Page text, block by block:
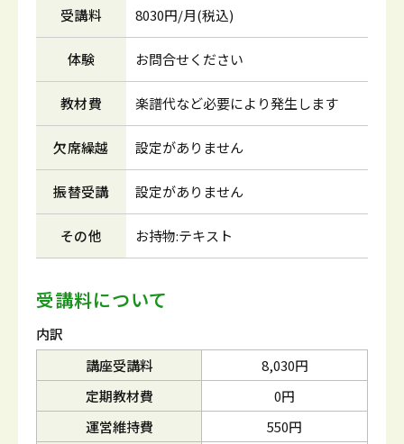
受講料 8030円/月(税込)
体験 お問合せください
教材費 楽譜代など必要により発生します
欠席繰越 設定がありません
振替受講 設定がありません
その他 お持物:テキスト
受講料について
内訳
講座受講料
8,030円
定期教材費
0円
運営維持費
550円